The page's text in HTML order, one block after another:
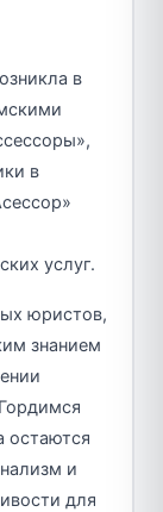
в
в
услуг.
юристов,
знанием
остаются
и
для